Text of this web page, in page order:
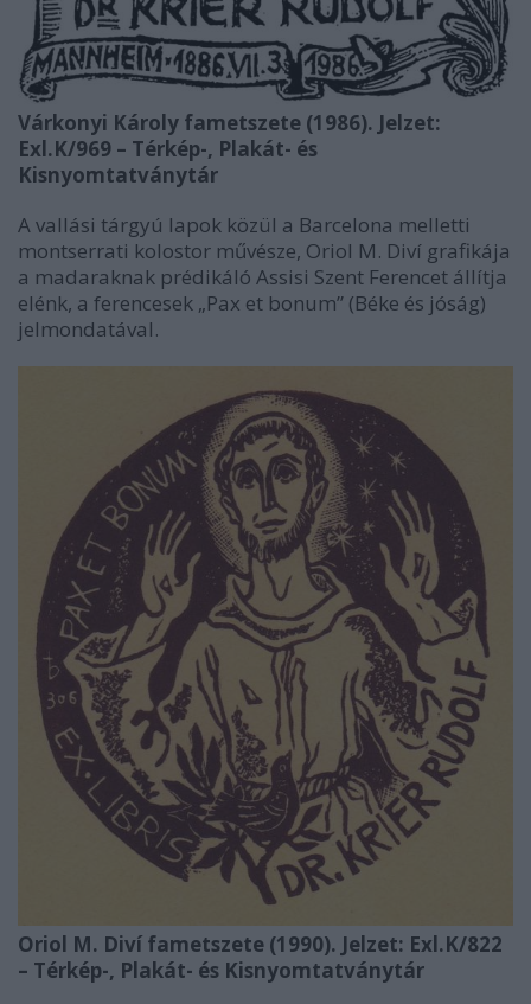
Várkonyi Károly fametszete (1986). Jelzet:
Exl.K/969 – Térkép-, Plakát- és
Kisnyomtatványtár
A vallási tárgyú lapok közül a Barcelona melletti
montserrati kolostor művésze, Oriol M. Diví grafikája
a madaraknak prédikáló Assisi Szent Ferencet állítja
elénk, a ferencesek „Pax et bonum” (Béke és jóság)
jelmondatával.
Oriol M. Diví fametszete (1990). Jelzet: Exl.K/822
– Térkép-, Plakát- és Kisnyomtatványtár